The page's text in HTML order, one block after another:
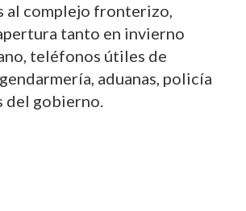
al complejo fronterizo,
tanto en invierno
teléfonos útiles de
aduanas, policía
del gobierno.